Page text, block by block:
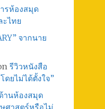
รห้องสมุด
ะไทย
จากนาย
รีวิวหนังสือ
ดยไม่ได้ตั้งใจ”
านห้องสมุด
ศาสตร์หรือไม่